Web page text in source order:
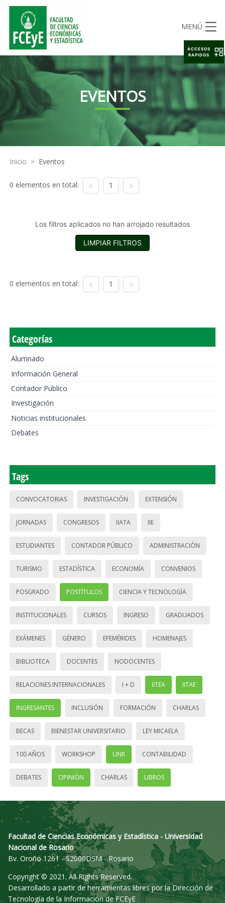
MENÚ
EVENTOS
Inicio > Eventos
0 elementos en total: 1
Los filtros aplicados no han arrojado resultados
LIMPIAR FILTROS
0 elementos en total: 1
Categorías
Alumnado
Información General
Contador Público
Investigación
Noticias institucionales
Debates
Tags
CONVOCATORIAS INVESTIGACIÓN EXTENSIÓN
JORNADAS CONGRESOS IIATA IIE
ESTUDIANTES CONTADOR PÚBLICO ADMINISTRACIÓN
TURISMO ESTADÍSTICA ECONOMÍA CONVENIOS
POSGRADO POSTÍTULOS CIENCIA Y TECNOLOGÍA
INSTITUCIONALES CURSOS INGRESO GRADUADOS
EXÁMENES GÉNERO EFEMÉRIDES HOMENAJES
BIBLIOTECA DOCENTES NODOCENTES
RELACIONES INTERNACIONALES I + D IITEA IITAE
INGRESANTES INCLUSIÓN FORMACIÓN CHARLAS
BECAS BIENESTAR UNIVERSITARIO LEY MICAELA
100 AÑOS WORKSHOP UNR CONTABILIDAD
DEBATES OPINIÓN CHARLAS LIBROS
Facultad de Ciencias Económicas y Estadística - Universidad
Nacional de Rosario
Bv. Oroño 1261 - S2000DSM - Rosario
Copyright © 2021. All Rights Reserved.
Desarrollado a partir de herramientas libres por la Dirección de
Tecnología de la Información de FCEyE
ACCESOS
RAPIDOS